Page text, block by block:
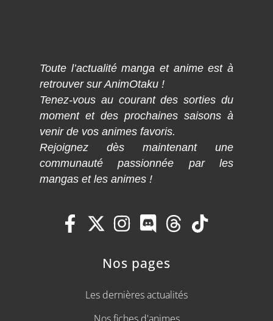
Toute l’actualité manga et anime est à
retrouver sur AnimOtaku !
Tenez-vous au courant des sorties du
moment et des prochaines saisons à
venir de vos animes favoris.
Rejoignez dès maintenant une
communauté passionnée par les
mangas et les animes !
Nos pages
Les dernières actualités